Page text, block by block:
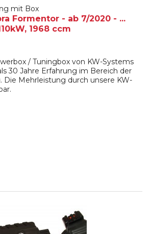
mit Box
Formentor - ab 7/2020 - ...
1968 ccm
/ Tuningbox von KW-Systems
30 Jahre Erfahrung im Bereich der
Die Mehrleistung durch unsere KW-